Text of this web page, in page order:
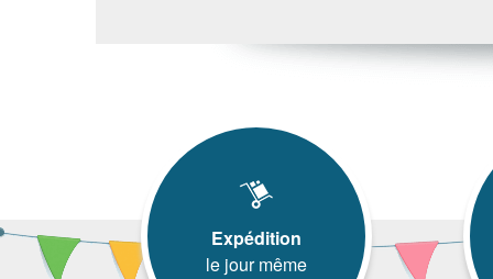
Expédition
le jour même